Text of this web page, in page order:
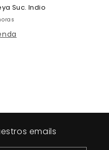
Suc. Indio
emails